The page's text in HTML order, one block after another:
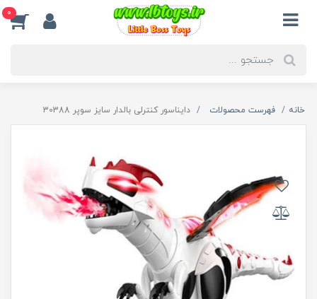
0
خانه فهرست محصولات دایناسور کنترلی بالدار سایز سوپر 30388